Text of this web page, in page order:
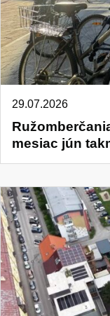
mesiac jún
29.07.2026